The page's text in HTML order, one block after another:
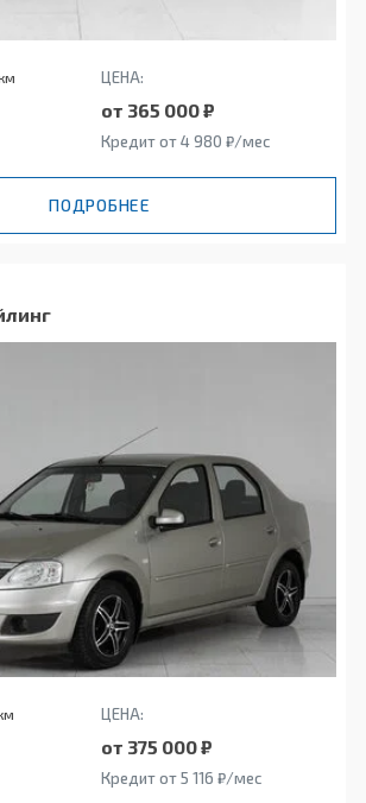
ЦЕНА:
от 365 000 ₽
Кредит от 4 980 ₽/мес
ПОДРОБНЕЕ
ЦЕНА:
от 375 000 ₽
Кредит от 5 116 ₽/мес